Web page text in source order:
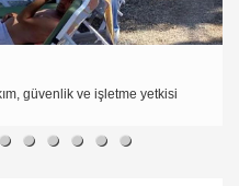
güvenlik ve işletme yetkisi